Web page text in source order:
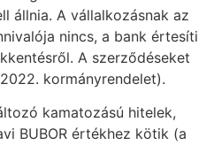
állnia. A vállalkozásnak az
nincs, a bank értesíti
A szerződéseket
kormányrendelet).
kamatozású hitelek,
BUBOR értékhez kötik (a